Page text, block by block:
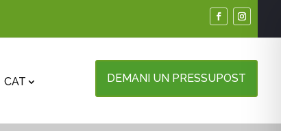
CAT DEMANI UN PRESSUPOST